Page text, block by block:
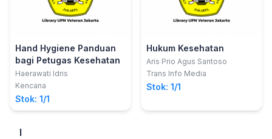
Hand Hygiene Panduan
bagi Petugas Kesehatan
Haerawati Idris
Kencana
Stok: 1/1
Hukum Kesehatan
Aris Prio Agus Santoso
Trans Info Media
Stok: 1/1
I